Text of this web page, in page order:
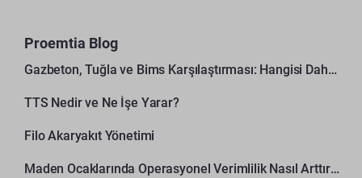
Proemtia Blog
Gazbeton, Tuğla ve Bims Karşılaştırması: Hangisi Daha Avantajlı?
TTS Nedir ve Ne İşe Yarar?
Filo Akaryakıt Yönetimi
Maden Ocaklarında Operasyonel Verimlilik Nasıl Arttırılır?